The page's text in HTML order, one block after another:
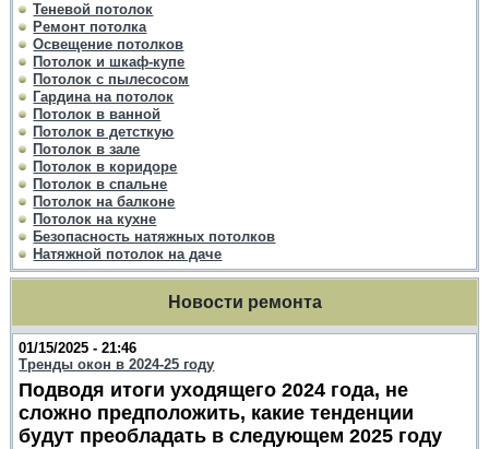
Теневой потолок
Ремонт потолка
Освещение потолков
Потолок и шкаф-купе
Потолок с пылесосом
Гардина на потолок
Потолок в ванной
Потолок в детсткую
Потолок в зале
Потолок в коридоре
Потолок в спальне
Потолок на балконе
Потолок на кухне
Безопасность натяжных потолков
Натяжной потолок на даче
Новости ремонта
01/15/2025 - 21:46
Тренды окон в 2024-25 году
Подводя итоги уходящего 2024 года, не
сложно предположить, какие тенденции
будут преобладать в следующем 2025 году